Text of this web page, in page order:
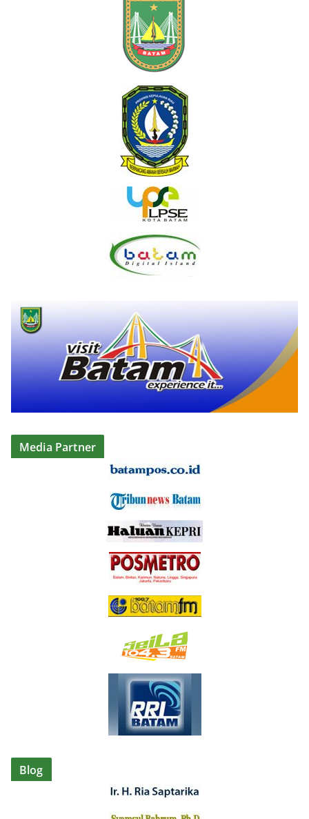
Media Partner
Blog